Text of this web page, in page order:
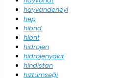
hayvandeneyi
hep
hibrid
hibrit
hidrojen
hidrojenyakıt
hindistan
hıztümseği